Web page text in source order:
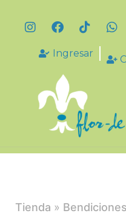
Ingresar
Tienda »